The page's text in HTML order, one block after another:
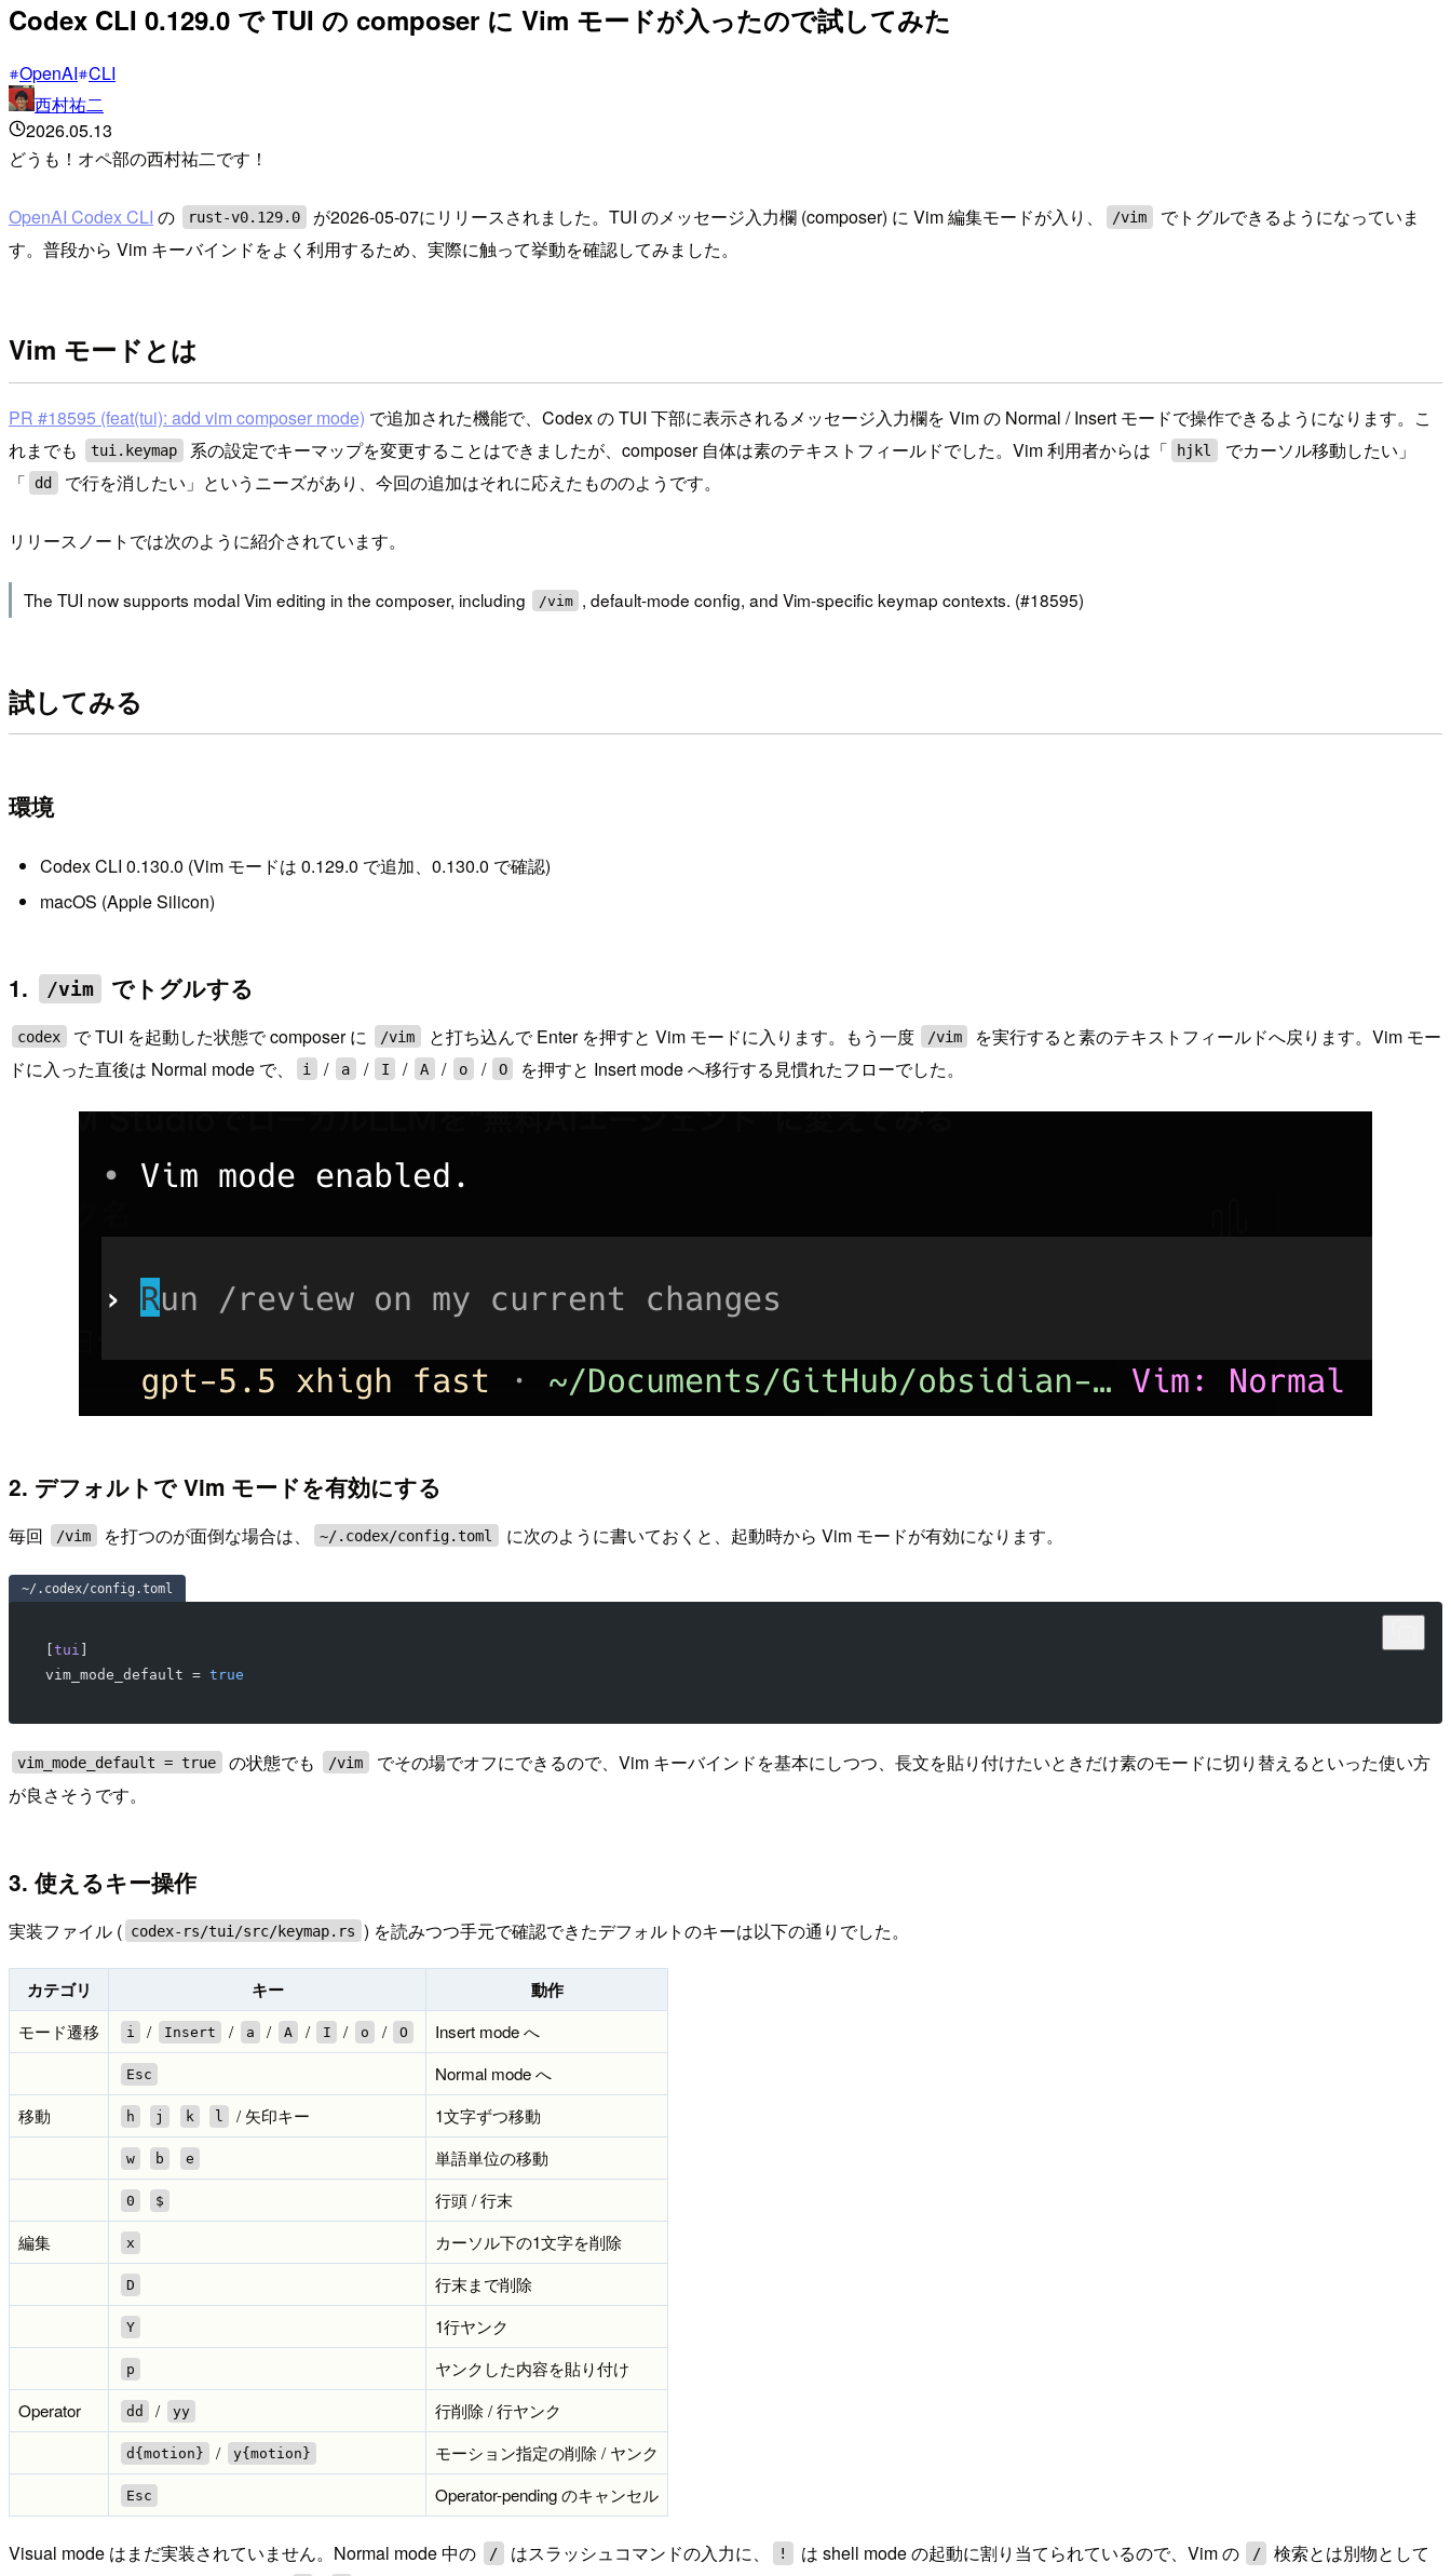
Codex CLI 0.129.0 で TUI の composer に Vim モードが入ったので試してみた
OpenAI CLI
西村祐二
2026.05.13
どうも！オペ部の西村祐二です！
OpenAI Codex CLI の rust-v0.129.0 が2026-05-07にリリースされました。TUI のメッセージ入力欄 (composer) に Vim 編集モードが入り、 /vim
でトグルできるようになっていま
す。普段から Vim キーバインドをよく利用するため、実際に触って挙動を確認してみました。
Vim モードとは
PR #18595 (feat(tui): add vim composer mode) で追加された機能で、Codex の TUI 下部に表示されるメッセージ入力欄を Vim の Normal / Insert モードで操作できるようになります。こ
れまでも
tui.keymap 系の設定でキーマップを変更することはできましたが、composer 自体は素のテキストフィールドでした。Vim 利用者からは「 hjkl
でカーソル移動したい」
「
dd で行を消したい」というニーズがあり、今回の追加はそれに応えたもののようです。
リリースノートでは次のように紹介されています。
The TUI now supports modal Vim editing in the composer, including /vim , default-mode config, and Vim-specific keymap contexts. (#18595)
試してみる
環境
Codex CLI 0.130.0 (Vim モードは 0.129.0 で追加、0.130.0 で確認)
macOS (Apple Silicon)
1. /vim でトグルする
codex で TUI を起動した状態で composer に /vim と打ち込んで Enter を押すと Vim モードに入ります。もう一度 /vim
を実行すると素のテキストフィールドへ戻ります。Vim モー
ドに入った直後は Normal mode で、
i / a / I / A / o / O を押すと Insert mode へ移行する見慣れたフローでした。
2. デフォルトで Vim モードを有効にする
毎回 /vim を打つのが面倒な場合は、 ~/.codex/config.toml に次のように書いておくと、起動時から Vim モードが有効になります。
~/.codex/config.toml
tui
vim_mode_default = true
vim_mode_default = true の状態でも /vim
でその場でオフにできるので、Vim キーバインドを基本にしつつ、長文を貼り付けたいときだけ素のモードに切り替えるといった使い方
が良さそうです。
3. 使えるキー操作
実装ファイル ( codex-rs/tui/src/keymap.rs ) を読みつつ手元で確認できたデフォルトのキーは以下の通りでした。
カテゴリ キー 動作
モード遷移 i / Insert / a / A / I / o / O Insert mode へ
Esc
Normal mode へ
移動
h j k l / 矢印キー 1文字ずつ移動
w b e 単語単位の移動
0 $
行頭 / 行末
編集
x カーソル下の1文字を削除
D 行末まで削除
Y 1行ヤンク
p
ヤンクした内容を貼り付け
Operator
dd / yy 行削除 / 行ヤンク
d{motion} / y{motion} モーション指定の削除 / ヤンク
Esc Operator-pending のキャンセル
Visual mode はまだ実装されていません。Normal mode 中の / はスラッシュコマンドの入力に、 ! は shell mode の起動に割り当てられているので、Vim の /
検索とは別物として